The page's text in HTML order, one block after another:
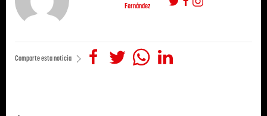
Fernández
Comparte esta noticia